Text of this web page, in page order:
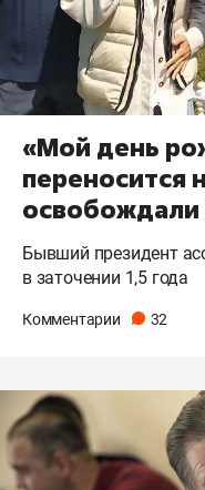
«Мой день
переносится
освобождали
Бывший президент
в заточении 1,5 года
Комментарии 32